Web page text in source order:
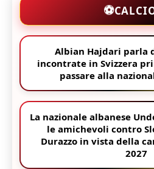
⚽
Albian Hajdari parla
incontrate in Svizzera
passare alla
La nazionale albanese
le amichevoli contro
Durazzo in vista della
2027